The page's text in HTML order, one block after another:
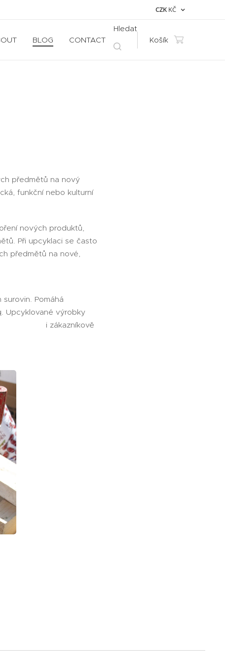
CZK KČ
BLOG CONTACT
Hledat
Košík
předmětů na nový
funkční nebo kulturní
nových produktů,
Při upcyklaci se často
předmětů na nové,
Pomáhá
. Upcyklované výrobky
tak i zákazníkově